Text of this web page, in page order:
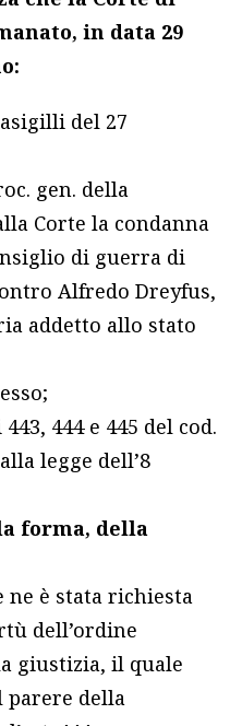
in data 29
del 27
gen. della
Corte la condanna
di guerra di
Alfredo Dreyfus,
addetto allo stato
444 e 445 del cod.
legge dell’8
forma, della
ne è stata richiesta
dell’ordine
giustizia, il quale
parere della